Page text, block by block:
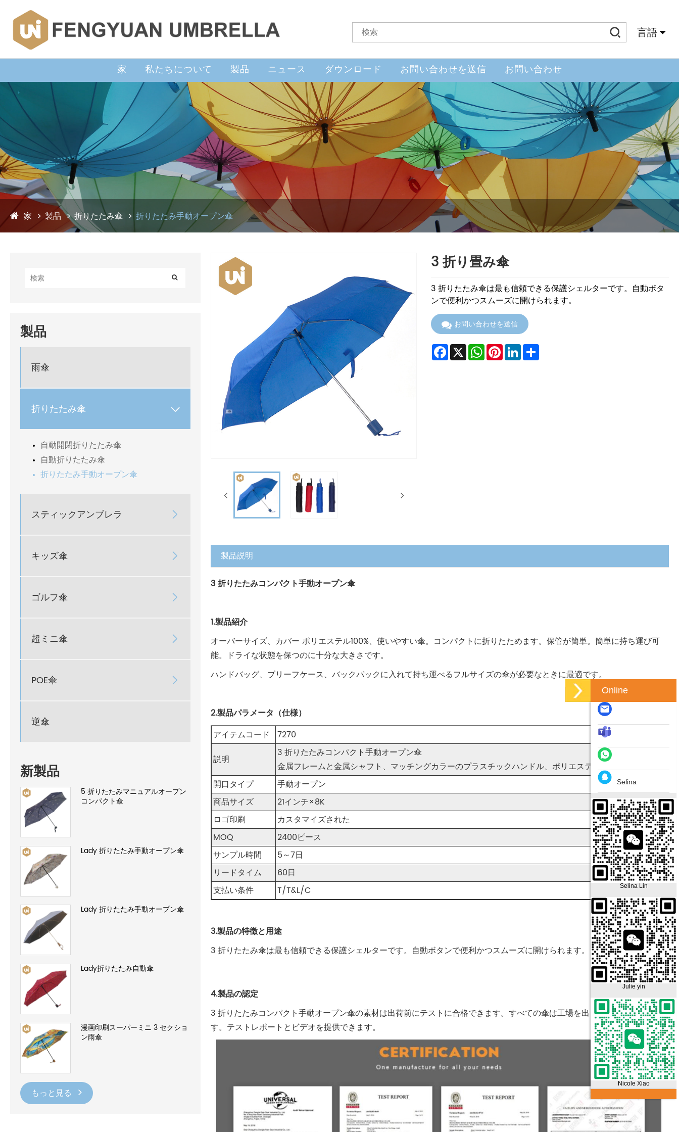
言語
家 私たちについて 製品 ニュース ダウンロード お問い合わせを送信 お問い合わせ
家 製品 折りたたみ傘 折りたたみ手動オープン傘
製品
雨傘
折りたたみ傘 
自動開閉折りたたみ傘
自動折りたたみ傘
折りたたみ手動オープン傘
スティックアンブレラ 
キッズ傘 
ゴルフ傘 
超ミニ傘 
POE傘 
逆傘
新製品
5 折りたたみマニュアルオープン
コンパクト傘
Lady 折りたたみ手動オープン傘
Lady 折りたたみ手動オープン傘
Lady折りたたみ自動傘
漫画印刷スーパーミニ 3 セクショ
ン雨傘
もっと見る
3 折り畳み傘
3 折りたたみ傘は最も信頼できる保護シェルターです。自動ボタ
ンで便利かつスムーズに開けられます。
お問い合わせを送信
Facebook
X WhatsApp
PinterestLinkedInShare
製品説明
3 折りたたみコンパクト手動オープン傘
1.製品紹介
オーバーサイズ、 カバー ポリエステル100%、使いやすい傘。コンパクトに折りたためます。保管が簡単。簡単に持ち運び可
能。ドライな状態を保つのに十分な大きさです。
ハンドバッグ、ブリーフケース、バックパックに入れて持ち運べるフルサイズの傘が必要なときに最適です。
2.製品パラメータ（仕様）
アイテムコード
7270
説明
3 折りたたみコンパクト手動オープン傘
金属フレームと金属シャフト、マッチングカラーのプラスチックハンドル、ポリエステル固体素材。
開口タイプ
手動オープン
商品サイズ
21インチ×8K
ロゴ印刷
カスタマイズされた
MOQ
2400ピース
サンプル時間
5～7日
リードタイム
60日
支払い条件
T/T&L/C
3.製品の特徴と用途
3 折りたたみ傘は最も信頼できる保護シェルターです。自動ボタンで便利かつスムーズに開けられます。
4.製品の認定
3 折りたたみコンパクト手動オープン傘の素材は出荷前にテストに合格できます。すべての傘は工場を出る前にテストされま
す。テストレポートとビデオを提供できます。
Online
Selina
Selina Lin
Julie yin
Nicole Xiao